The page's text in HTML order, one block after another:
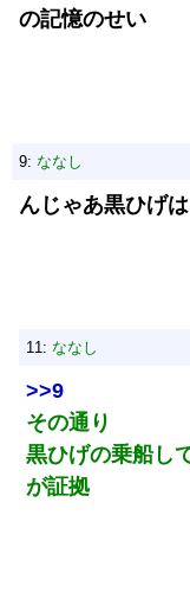
の記憶のせい
9: ななし
んじゃあ黒ひげ
11: ななし
>>9
その通り
黒ひげの乗船し
が証拠